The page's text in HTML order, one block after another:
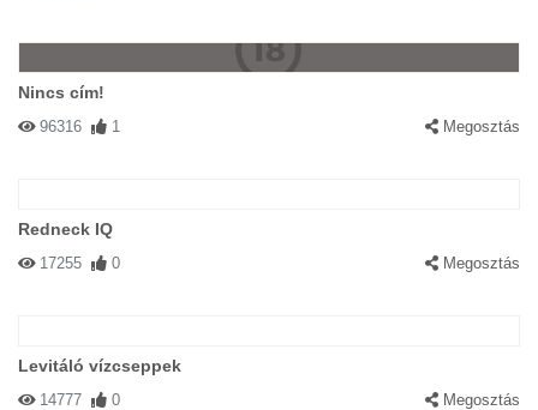
Nincs cím!
96316 1 Megosztás
Redneck IQ
17255 0 Megosztás
Levitáló vízcseppek
14777 0 Megosztás